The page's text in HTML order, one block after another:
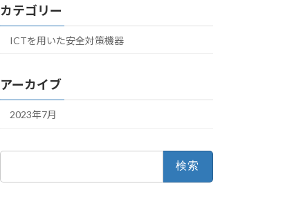
カテゴリー
ICTを用いた安全対策機器
アーカイブ
2023年7月